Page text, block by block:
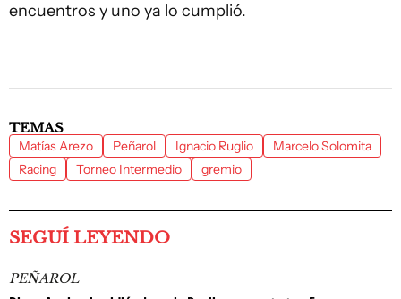
encuentros y uno ya lo cumplió.
TEMAS
Matías Arezo Peñarol Ignacio Ruglio
Marcelo Solomita
Racing
Torneo Intermedio gremio
SEGUÍ LEYENDO
PEÑAROL